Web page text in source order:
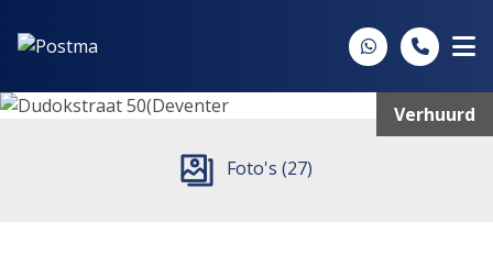
Verhuurd
Foto's (27)